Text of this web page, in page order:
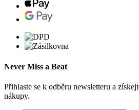
Never Miss a Beat
Přihlaste se k odběru newsletteru a
nákupy.